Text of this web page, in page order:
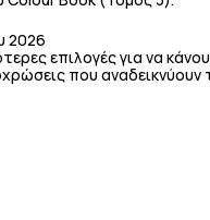
2026
επιλογές για να
που